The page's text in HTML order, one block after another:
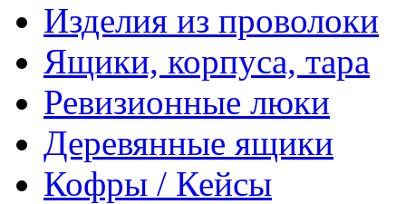
Изделия из проволоки
Ящики, корпуса, тара
Ревизионные люки
Деревянные ящики
Кофры / Кейсы